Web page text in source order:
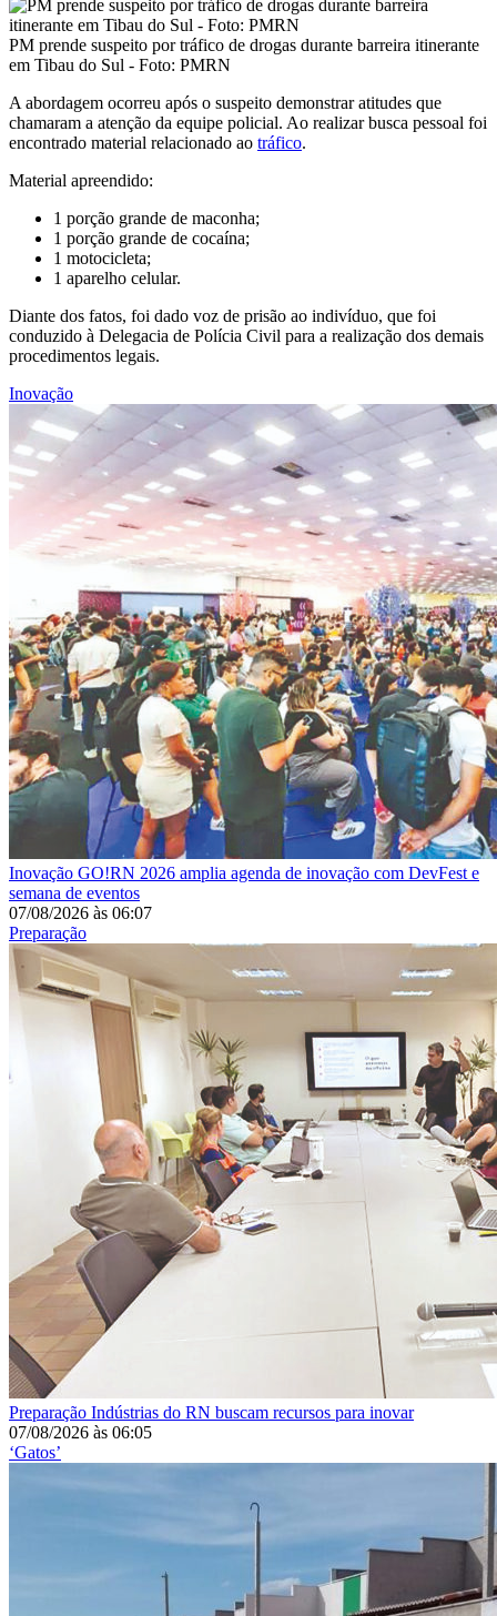
PM prende suspeito por tráfico de drogas durante barreira itinerante
em Tibau do Sul - Foto: PMRN
A abordagem ocorreu após o suspeito demonstrar atitudes que
chamaram a atenção da equipe policial. Ao realizar busca pessoal foi
encontrado material relacionado ao tráfico.
Material apreendido:
1 porção grande de maconha;
1 porção grande de cocaína;
1 motocicleta;
⁠1 aparelho celular.
Diante dos fatos, foi dado voz de prisão ao indivíduo, que foi
conduzido à Delegacia de Polícia Civil para a realização dos demais
procedimentos legais.
Inovação
Inovação GO!RN 2026 amplia agenda de inovação com DevFest e
semana de eventos
07/08/2026 às 06:07
Preparação
Preparação Indústrias do RN buscam recursos para inovar
07/08/2026 às 06:05
‘Gatos’